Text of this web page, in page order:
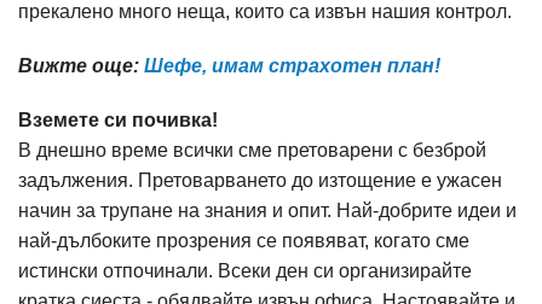
прекалено много неща, които са извън нашия контрол.
Вижте още: Шефе, имам страхотен план!
Вземете си почивка!
В днешно време всички сме претоварени с безброй
задължения. Претоварването до изтощение е ужасен
начин за трупане на знания и опит. Най-добрите идеи и
най-дълбоките прозрения се появяват, когато сме
истински отпочинали. Всеки ден си организирайте